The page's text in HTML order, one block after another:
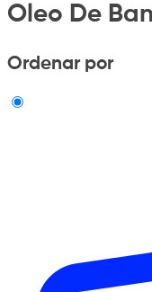
Oleo De
Ordenar por